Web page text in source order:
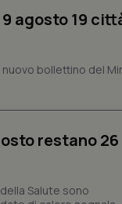
agosto 19
bollettino del
restano
Salute sono
per ricordare le
cookie dei visitatori. È
cookie è impostato
cookie è impostato
da Google. Questo
distinguere utenti unici